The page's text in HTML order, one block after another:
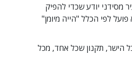
יודע שכדי להפיק
לפי הכלל "הייה מיומן"
הישר, תקנון שכל אחד, מכל